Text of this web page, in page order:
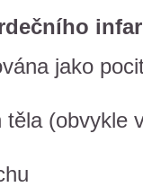
jako
(obvykle